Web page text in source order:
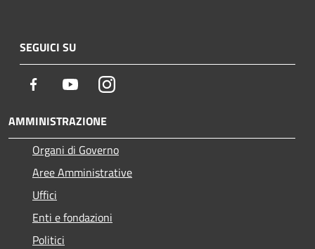
SEGUICI SU
Facebook YoutubeInstagram
AMMINISTRAZIONE
Organi di Governo
Aree Amministrative
Uffici
Enti e fondazioni
Politici